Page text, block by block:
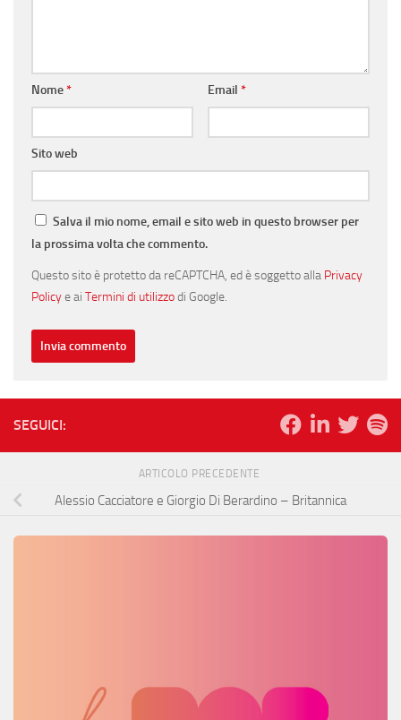
Nome* Email *
Sito web
Salva il mio nome, email e sito web in questo browser per
la prossima volta che commento.
Questo sito è protetto da reCAPTCHA, ed è soggetto alla Privacy
Policye ai Termini di utilizzodi Google.
SEGUICI:
ARTICOLO PRECEDENTE
Alessio Cacciatore e Giorgio Di Berardino – Britannica